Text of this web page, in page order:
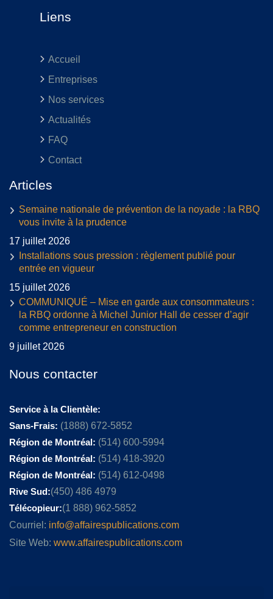
Liens
Accueil
Entreprises
Nos services
Actualités
FAQ
Contact
Articles
Semaine nationale de prévention de la noyade : la RBQ
vous invite à la prudence
17 juillet 2026
Installations sous pression : règlement publié pour
entrée en vigueur
15 juillet 2026
COMMUNIQUÉ – Mise en garde aux consommateurs :
la RBQ ordonne à Michel Junior Hall de cesser d’agir
comme entrepreneur en construction
9 juillet 2026
Nous contacter
Service à la Clientèle:
Sans-Frais: (1888) 672-5852
Région de Montréal: (514) 600-5994
Région de Montréal: (514) 418-3920
Région de Montréal: (514) 612-0498
Rive Sud:(450) 486 4979
Télécopieur:(1 888) 962-5852
Courriel: info@affairespublications.com
Site Web: www.affairespublications.com